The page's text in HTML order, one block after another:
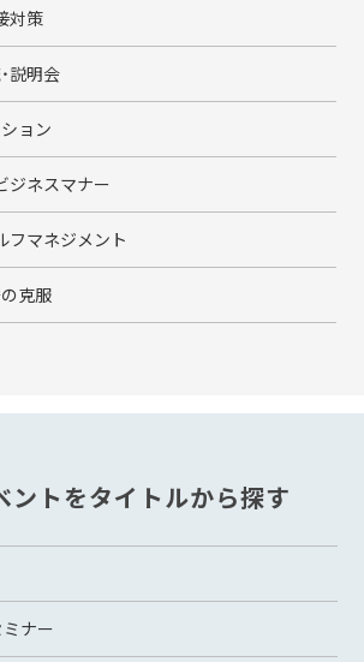
対策
説明会
ョン
ジネスマナー
フマネジメント
克服
ントをタイトルから探す
ナー